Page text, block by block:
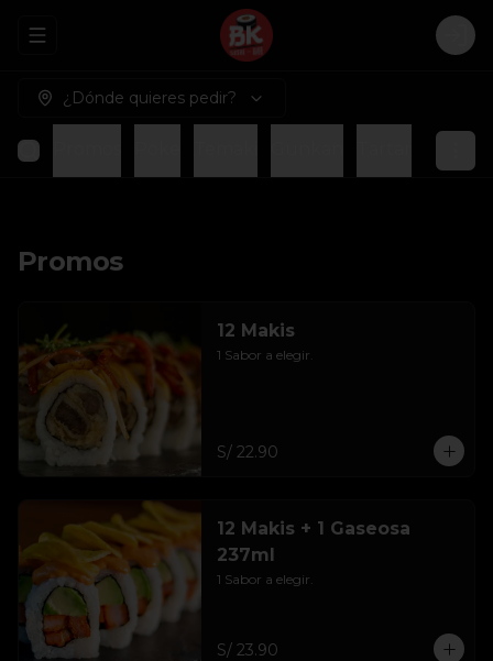
Abrir menu de navegación
¿Dónde quieres pedir?
Promos
12 Makis
1 Sabor a elegir.
S/ 22.90
12 Makis + 1 Gaseosa
237ml
1 Sabor a elegir.
S/ 23.90